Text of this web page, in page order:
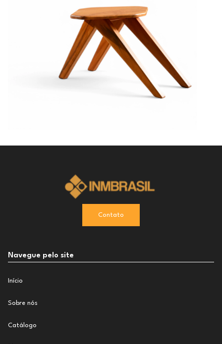
Contato
Navegue pelo site
Início
Sobre nós
Catálogo